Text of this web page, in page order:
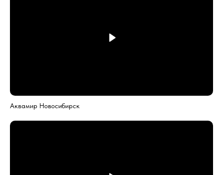
Аквамир Новосибирск